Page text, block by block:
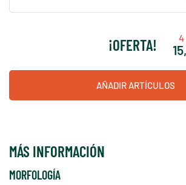
¡OFERTA! 4
AÑADIR ARTÍCULOS
MÁS INFORMACIÓN
MORFOLOGÍA